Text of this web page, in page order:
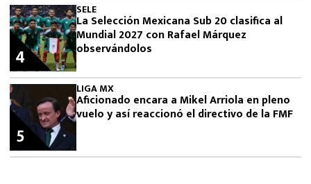
SELE
La Selección Mexicana Sub 20 clasifica al
Mundial 2027 con Rafael Márquez
observándolos
4
LIGA MX
Aficionado encara a Mikel Arriola en pleno
vuelo y así reaccionó el directivo de la FMF
5